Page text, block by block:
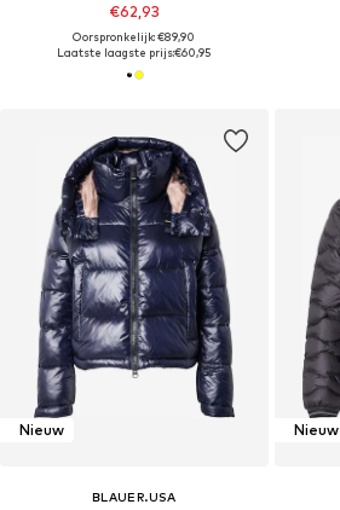
€62,93
Oorspronkelijk: €89,90
Laatste laagste prijs:€60,95
Nieuw
BLAUER.USA
Nieuw